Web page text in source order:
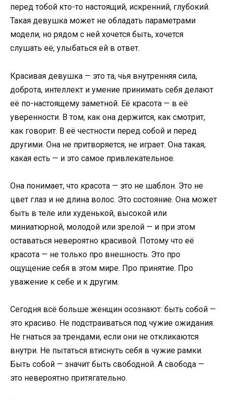
перед тобой кто-то настоящий, искренний, глубокий.
Такая девушка может не обладать параметрами
модели, но рядом с ней хочется быть, хочется
слушать её, улыбаться ей в ответ.
Красивая девушка — это та, чья внутренняя сила,
доброта, интеллект и умение принимать себя делают
её по-настоящему заметной. Её красота — в её
уверенности. В том, как она держится, как смотрит,
как говорит. В её честности перед собой и перед
другими. Она не притворяется, не играет. Она такая,
какая есть — и это самое привлекательное.
Она понимает, что красота — это не шаблон. Это не
цвет глаз и не длина волос. Это состояние. Она может
быть в теле или худенькой, высокой или
миниатюрной, молодой или зрелой — и при этом
оставаться невероятно красивой. Потому что её
красота — не только про внешность. Это про
ощущение себя в этом мире. Про принятие. Про
уважение к себе и к другим.
Сегодня всё больше женщин осознают: быть собой —
это красиво. Не подстраиваться под чужие ожидания.
Не гнаться за трендами, если они не откликаются
внутри. Не пытаться втиснуть себя в чужие рамки.
Быть собой — значит быть свободной. А свобода —
это невероятно притягательно.